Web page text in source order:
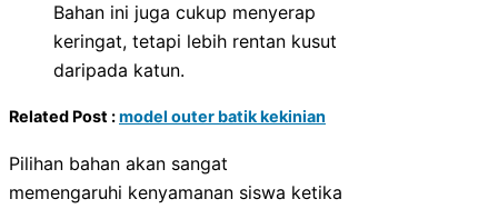
Bahan ini juga cukup menyerap
keringat, tetapi lebih rentan kusut
daripada katun.
Related Post :model outer batik kekinian
Pilihan bahan akan sangat
memengaruhi kenyamanan siswa ketika